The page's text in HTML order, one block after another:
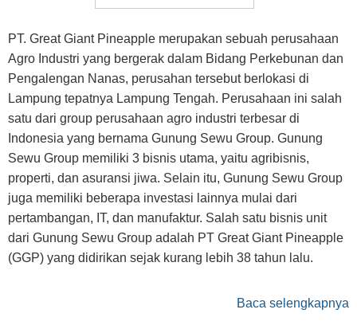
PT. Great Giant Pineapple merupakan sebuah perusahaan
Agro Industri yang bergerak dalam Bidang Perkebunan dan
Pengalengan Nanas, perusahan tersebut berlokasi di
Lampung tepatnya Lampung Tengah. Perusahaan ini salah
satu dari group perusahaan agro industri terbesar di
Indonesia yang bernama Gunung Sewu Group. Gunung
Sewu Group memiliki 3 bisnis utama, yaitu agribisnis,
properti, dan asuransi jiwa. Selain itu, Gunung Sewu Group
juga memiliki beberapa investasi lainnya mulai dari
pertambangan, IT, dan manufaktur. Salah satu bisnis unit
dari Gunung Sewu Group adalah PT Great Giant Pineapple
(GGP) yang didirikan sejak kurang lebih 38 tahun lalu.
Baca selengkapnya